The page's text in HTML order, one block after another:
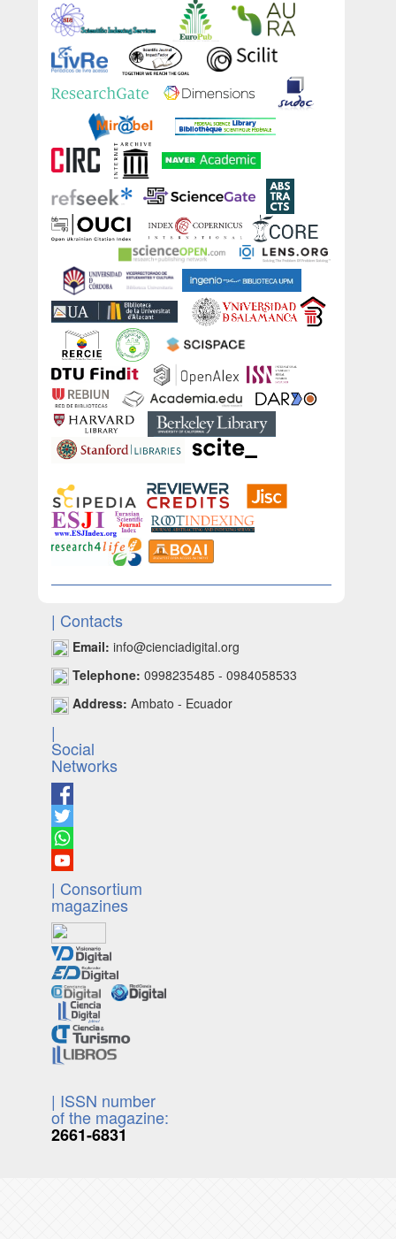
| Contacts
Email: info@cienciadigital.org
Telephone: 0998235485 - 0984058533
Address: Ambato - Ecuador
|
Social
Networks
| Consortium
magazines
| ISSN number
of the magazine:
2661-6831